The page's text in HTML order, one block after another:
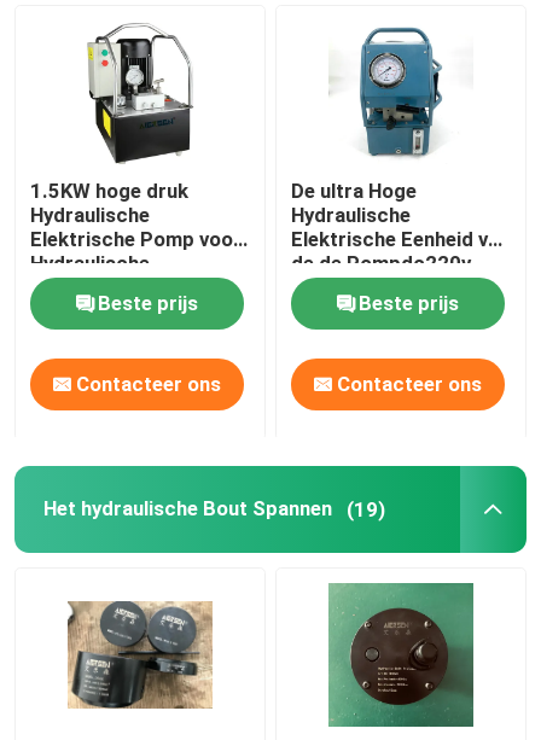
1.5KW hoge druk
Hydraulische
Elektrische Pomp voor
Hydraulische
Arbeidsvoorwaarden
Beste prijs
Contacteer ons
De ultra Hoge
Hydraulische
Elektrische Eenheid van
de de Pompdc220v
Hydraulische Macht
van 200MPa 2000Bar
Beste prijs
Contacteer ons
Het hydraulische Bout Spannen (19)